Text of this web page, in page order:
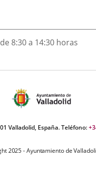
8:30 a 14:30 horas
Valladolid, España. Teléfono:
2025 - Ayuntamiento de